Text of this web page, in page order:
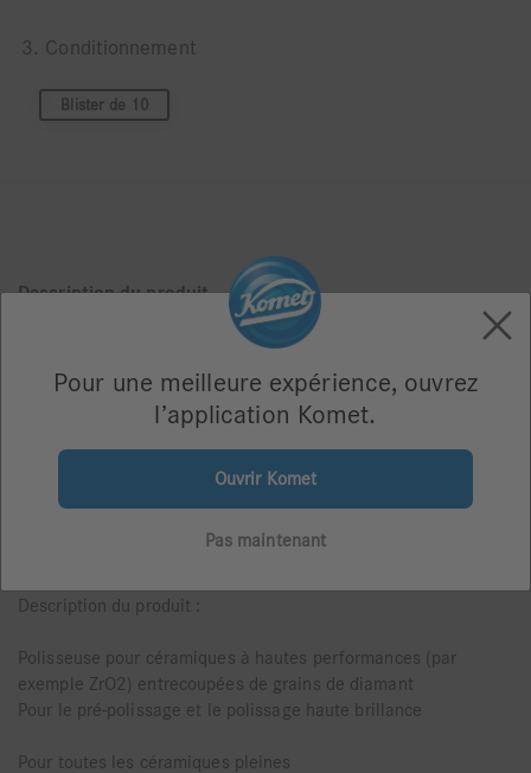
3. Conditionnement
Blister de 10
Description du produit
Application : Technique du pont de la couronne
Pour toutes les céramiques pleines
Ce système de polissage permet un polissage efficace de
toutes les céramiques en seulement deux étapes.
Cette polisseuse est idéale pour l'oxyde de zirconium,
Description du produit :
Polisseuse pour céramiques à hautes performances (par
exemple ZrO2) entrecoupées de grains de diamant
Pour le pré-polissage et le polissage haute brillance
Pour toutes les céramiques pleines
Pour une meilleure expérience, ouvrez
l’application Komet.
Ouvrir Komet
Pas maintenant